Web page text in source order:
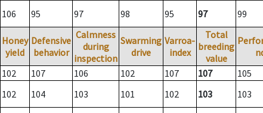
106 95 97 98 95 97 99
Honey
yield
Defensive
behavior
Calmness
during
inspection
Swarming
drive
Varroa-
index
Total
breeding
value
102 107 106 102 107 107
105
102 104 103 101 102 103 103